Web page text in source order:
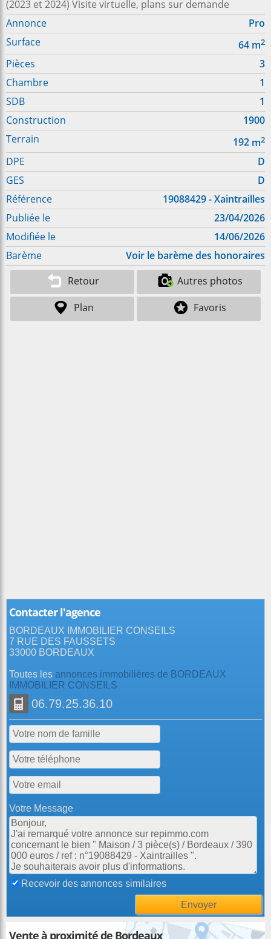
(2023 et 2024) Visite virtuelle, plans sur demande
Annonce
Pro
Surface
64 m2
Pièces
3
Chambre
1
SDB
1
Construction
1900
Terrain
192 m2
DPE
D
GES
D
Référence
19088429 - Xaintrailles
Publiée le
23/04/2026
Modifiée le
14/06/2026
Barème
Voir le barème des honoraires
Retour
Autres photos
Plan
Favoris
Contacter l'agence
BORDEAUX IMMOBILIER CONSEILS
7 RUE DES FAUSSETS
33000 BORDEAUX
Toutes les annonces immobilières de BORDEAUX
IMMOBILIER CONSEILS
06.79.25.36.10
Votre Message
Recevoir des annonces similaires
Vente à proximité de Bordeaux